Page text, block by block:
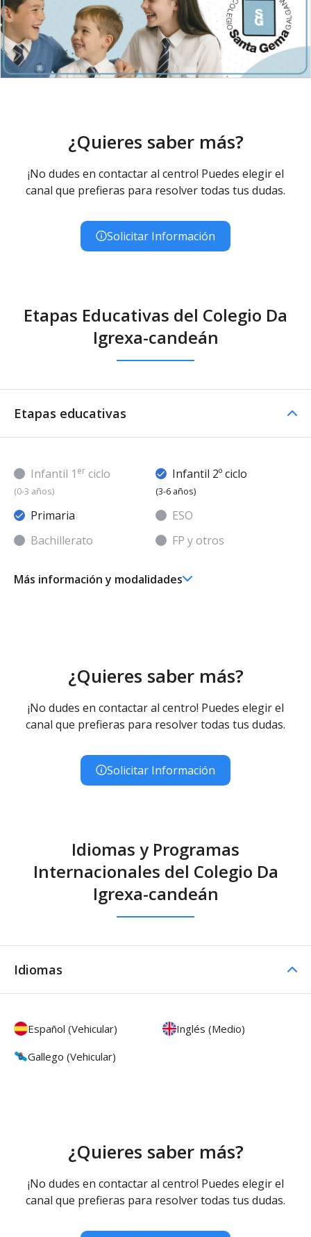
¿Quieres saber más?
¡No dudes en contactar al centro! Puedes elegir el
canal que prefieras para resolver todas tus dudas.
Solicitar Información
Etapas Educativas del Colegio Da
Igrexa-candeán
Etapas educativas
Infantil 1 er ciclo
(0-3 años)
Infantil 2º ciclo
(3-6 años)
Primaria
ESO
Bachillerato
FP y otros
Más información y modalidades
¿Quieres saber más?
¡No dudes en contactar al centro! Puedes elegir el
canal que prefieras para resolver todas tus dudas.
Solicitar Información
Idiomas y Programas
Internacionales del Colegio Da
Igrexa-candeán
Idiomas
Español (Vehicular)
Inglés (Medio)
Gallego (Vehicular)
¿Quieres saber más?
¡No dudes en contactar al centro! Puedes elegir el
canal que prefieras para resolver todas tus dudas.